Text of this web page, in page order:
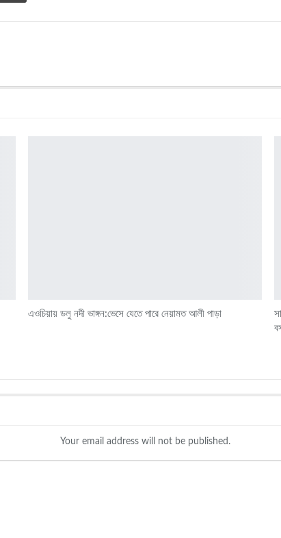
এওচিয়ায় ডলু নদী ভাঙ্গন:ভেসে যেতে পারে নেয়ামত আলী পাড়া
Your email address will not be published.